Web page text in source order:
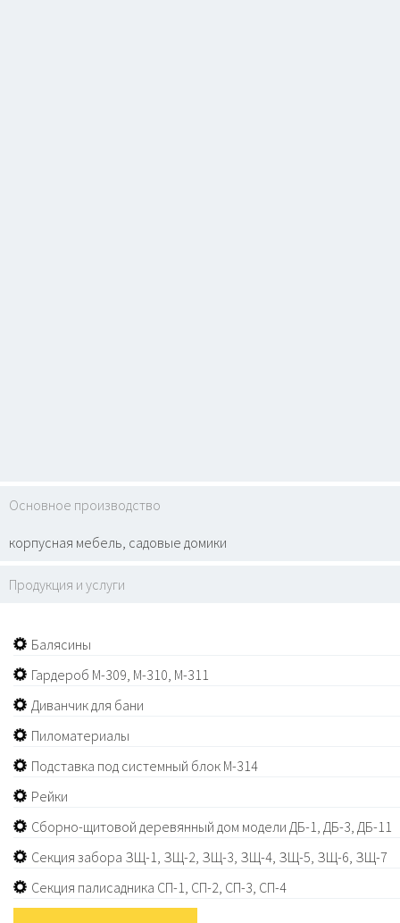
Основное производство
корпусная мебель, садовые домики
Продукция и услуги
Балясины
Гардероб М-309, М-310, М-311
Диванчик для бани
Пиломатериалы
Подставка под системный блок М-314
Рейки
Сборно-щитовой деревянный дом модели ДБ-1, ДБ-3, ДБ-11
Секция забора ЗЩ-1, ЗЩ-2, ЗЩ-3, ЗЩ-4, ЗЩ-5, ЗЩ-6, ЗЩ-7
Секция палисадника СП-1, СП-2, СП-3, СП-4